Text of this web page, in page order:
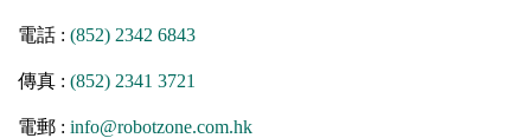
電話 : (852) 2342 6843
傳真 : (852) 2341 3721
電郵 : info@robotzone.com.hk